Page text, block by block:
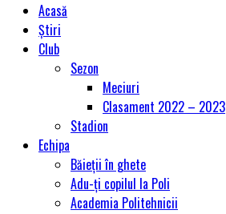
Acasă
Știri
Club
Sezon
Meciuri
Clasament 2022 – 2023
Stadion
Echipa
Băieții în ghete
Adu-ți copilul la Poli
Academia Politehnicii